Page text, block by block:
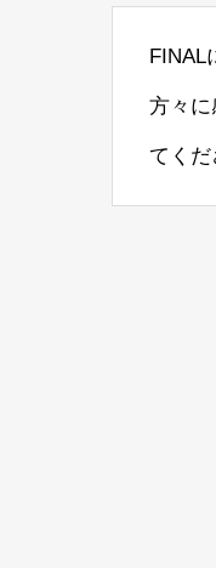
FINAL
方々
てくだ